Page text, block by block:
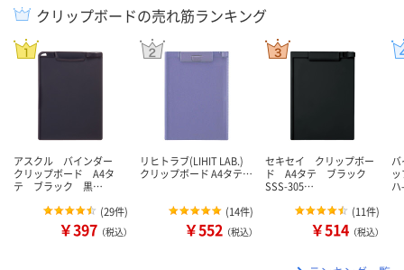
クリップボードの売れ筋ランキング
アスクル バインダー
クリップボード A4タ
テ ブラック 黒…
(29件)
￥397 （税込）
リヒトラブ(LIHIT LAB.)
クリップボード A4タテ…
(14件)
￥552 （税込）
セキセイ クリップボー
ド A4タテ ブラック
SSS-305…
(11件)
￥514 （税込）